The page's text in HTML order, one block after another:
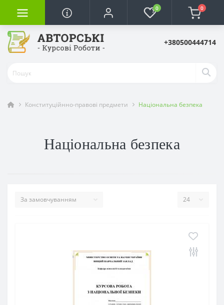
0 0
+380500444714
Конституційнно-правові предмети Національна безпека
Національна безпека